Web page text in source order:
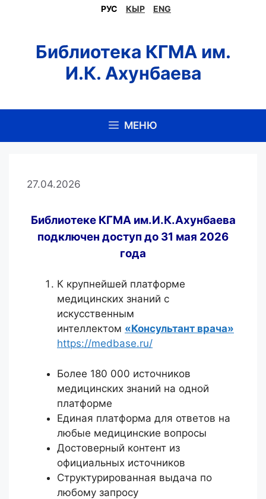
РУС КЫР ENG
Библиотека КГМА им.
И.К. Ахунбаева
МЕНЮ
27.04.2026
Библиотеке КГМА им.И.К.Ахунбаева
подключен доступ до 31 мая 2026
года
К крупнейшей платформе
медицинских знаний с
искусственным
интеллектом «Консультант врача»
https://medbase.ru/
Более 180 000 источников
медицинских знаний на одной
платформе
Единая платформа для ответов на
любые медицинские вопросы
Достоверный контент из
официальных источников
Структурированная выдача по
любому запросу